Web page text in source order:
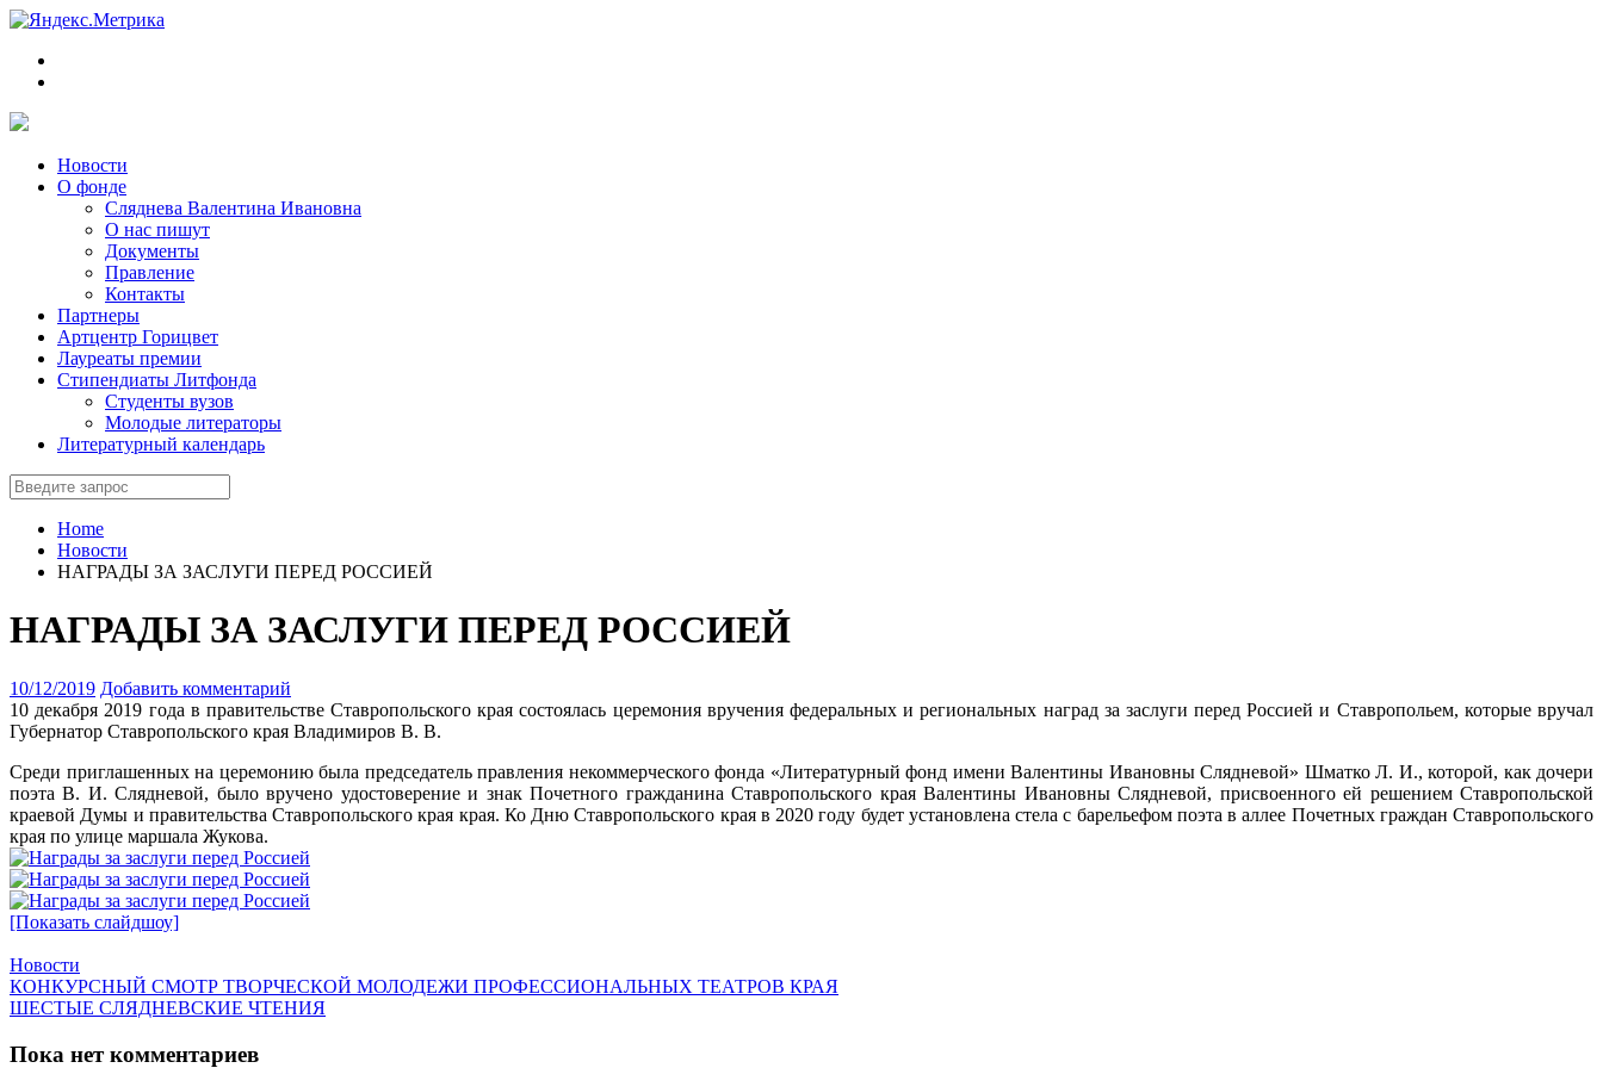
Новости
О фонде
Сляднева Валентина Ивановна
О нас пишут
Документы
Правление
Контакты
Партнеры
Артцентр Горицвет
Лауреаты премии
Стипендиаты Литфонда
Студенты вузов
Молодые литераторы
Литературный календарь
Home
Новости
НАГРАДЫ ЗА ЗАСЛУГИ ПЕРЕД РОССИЕЙ
НАГРАДЫ ЗА ЗАСЛУГИ ПЕРЕД РОССИЕЙ
10/12/2019 Добавить комментарий
10 декабря 2019 года в правительстве Ставропольского края состоялась церемония вручения федеральных и региональных наград за заслуги перед Россией и Ставропольем, которые вручал
Губернатор Ставропольского края Владимиров В. В.
Среди приглашенных на церемонию была председатель правления некоммерческого фонда «Литературный фонд имени Валентины Ивановны Слядневой» Шматко Л. И., которой, как дочери
поэта В. И. Слядневой, было вручено удостоверение и знак Почетного гражданина Ставропольского края Валентины Ивановны Слядневой, присвоенного ей решением Ставропольской
краевой Думы и правительства Ставропольского края края. Ко Дню Ставропольского края в 2020 году будет установлена стела с барельефом поэта в аллее Почетных граждан Ставропольского
края по улице маршала Жукова.
[Показать слайдшоу]
Новости
КОНКУРСНЫЙ СМОТР ТВОРЧЕСКОЙ МОЛОДЕЖИ ПРОФЕССИОНАЛЬНЫХ ТЕАТРОВ КРАЯ
ШЕСТЫЕ СЛЯДНЕВСКИЕ ЧТЕНИЯ
Пока нет комментариев